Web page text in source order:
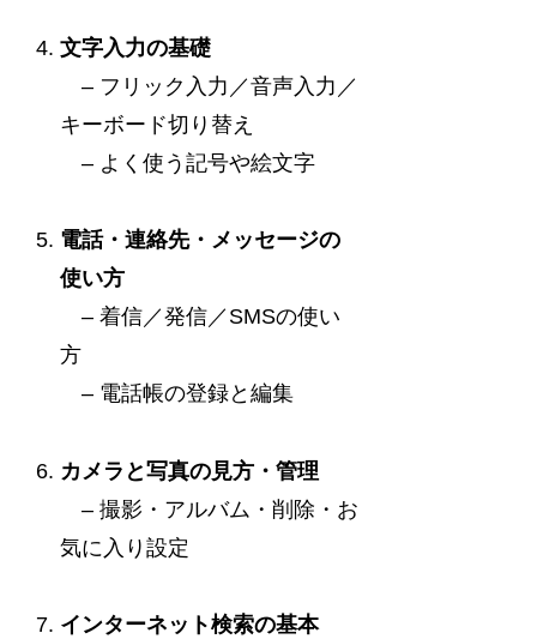
文字入力の基礎
– フリック入力／音声入力／
キーボード切り替え
– よく使う記号や絵文字
電話・連絡先・メッセージの
使い方
– 着信／発信／SMSの使い
方
– 電話帳の登録と編集
カメラと写真の見方・管理
– 撮影・アルバム・削除・お
気に入り設定
インターネット検索の基本